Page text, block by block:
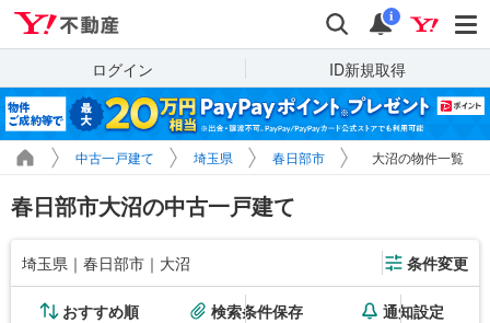
検索 通知
i
ログイン ID新規取得
中古一戸建て 埼玉県 春日部市 大沼の物件一覧
春日部市大沼の中古一戸建て
埼玉県｜春日部市｜大沼 条件変更
おすすめ順 検索条件保存 通知設定